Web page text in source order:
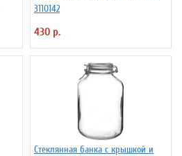
3110142
430 р.
Стеклянная банка с крышкой и